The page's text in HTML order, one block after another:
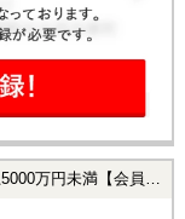
会員様限定で公開中！】